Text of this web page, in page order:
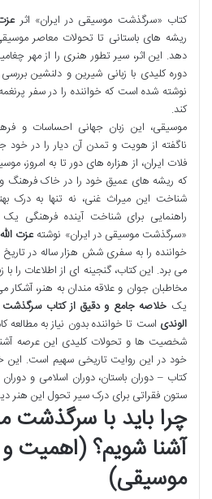
کتاب «سرگذشت موسیقی در ایران» اثر
ریشه های باستانی تا تحولات معاصر
دهد. این اثر، سیر تطور هنری را از مهر
دوره کلیدی با زبانی شیرین و دلنشین
نوشته شده است که خواننده را در سفر
کند.
موسیقی، این زبان جهانی احساسات و
ناگفته از هویت و تمدن آن دیار را در
فلات ایران، از هزاره های دور تا به امروز،
که ریشه های عمیق خود را در خاک فرهنگ
شناخت این میراث غنی، نه تنها به درک
راهنمایی برای شناخت آینده فرهنگی
«سرگذشت موسیقی در ایران» نوشته عزت
خواننده را به سفری شش هزار ساله در
می برد. این کتاب، گنجینه ای از اطلاعات را با
مخاطبان جوان و علاقه مندان به هنر، آشکار
یک خلاصه جامع و دقیق از کتاب سرگذشت
الوندی است تا خواننده بدون نیاز به مطالعه
شخصیت ها و تحولات کلیدی این عرصه
خود در این روایت تاریخی سهیم است. این
کتاب – دوران باستان، دوران اسلامی و
ستون فقراتی برای درک سیر تحول این هنر
چرا باید با سرگذشت
آشنا شویم؟ (اهمیت و
موسیقی)